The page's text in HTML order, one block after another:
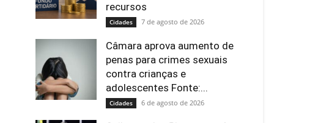
recursos
Cidades 7 de agosto de 2026
Câmara aprova aumento de
penas para crimes sexuais
contra crianças e
adolescentes Fonte:...
Cidades 6 de agosto de 2026